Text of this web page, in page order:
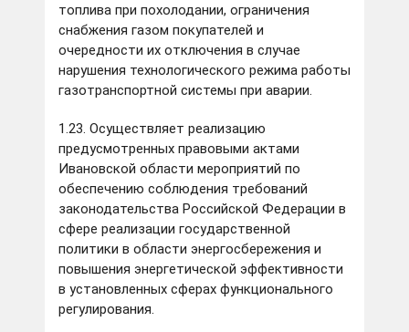
топлива при похолодании, ограничения
снабжения газом покупателей и
очередности их отключения в случае
нарушения технологического режима работы
газотранспортной системы при аварии.
1.23. Осуществляет реализацию
предусмотренных правовыми актами
Ивановской области мероприятий по
обеспечению соблюдения требований
законодательства Российской Федерации в
сфере реализации государственной
политики в области энергосбережения и
повышения энергетической эффективности
в установленных сферах функционального
регулирования.